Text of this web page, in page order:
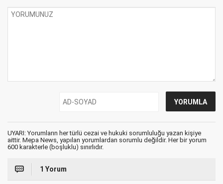
UYARI: Yorumların her türlü cezai ve hukuki sorumluluğu yazan kişiye
aittir. Mepa News, yapılan yorumlardan sorumlu değildir. Her bir yorum
600 karakterle (boşluklu) sınırlıdır.
1 Yorum